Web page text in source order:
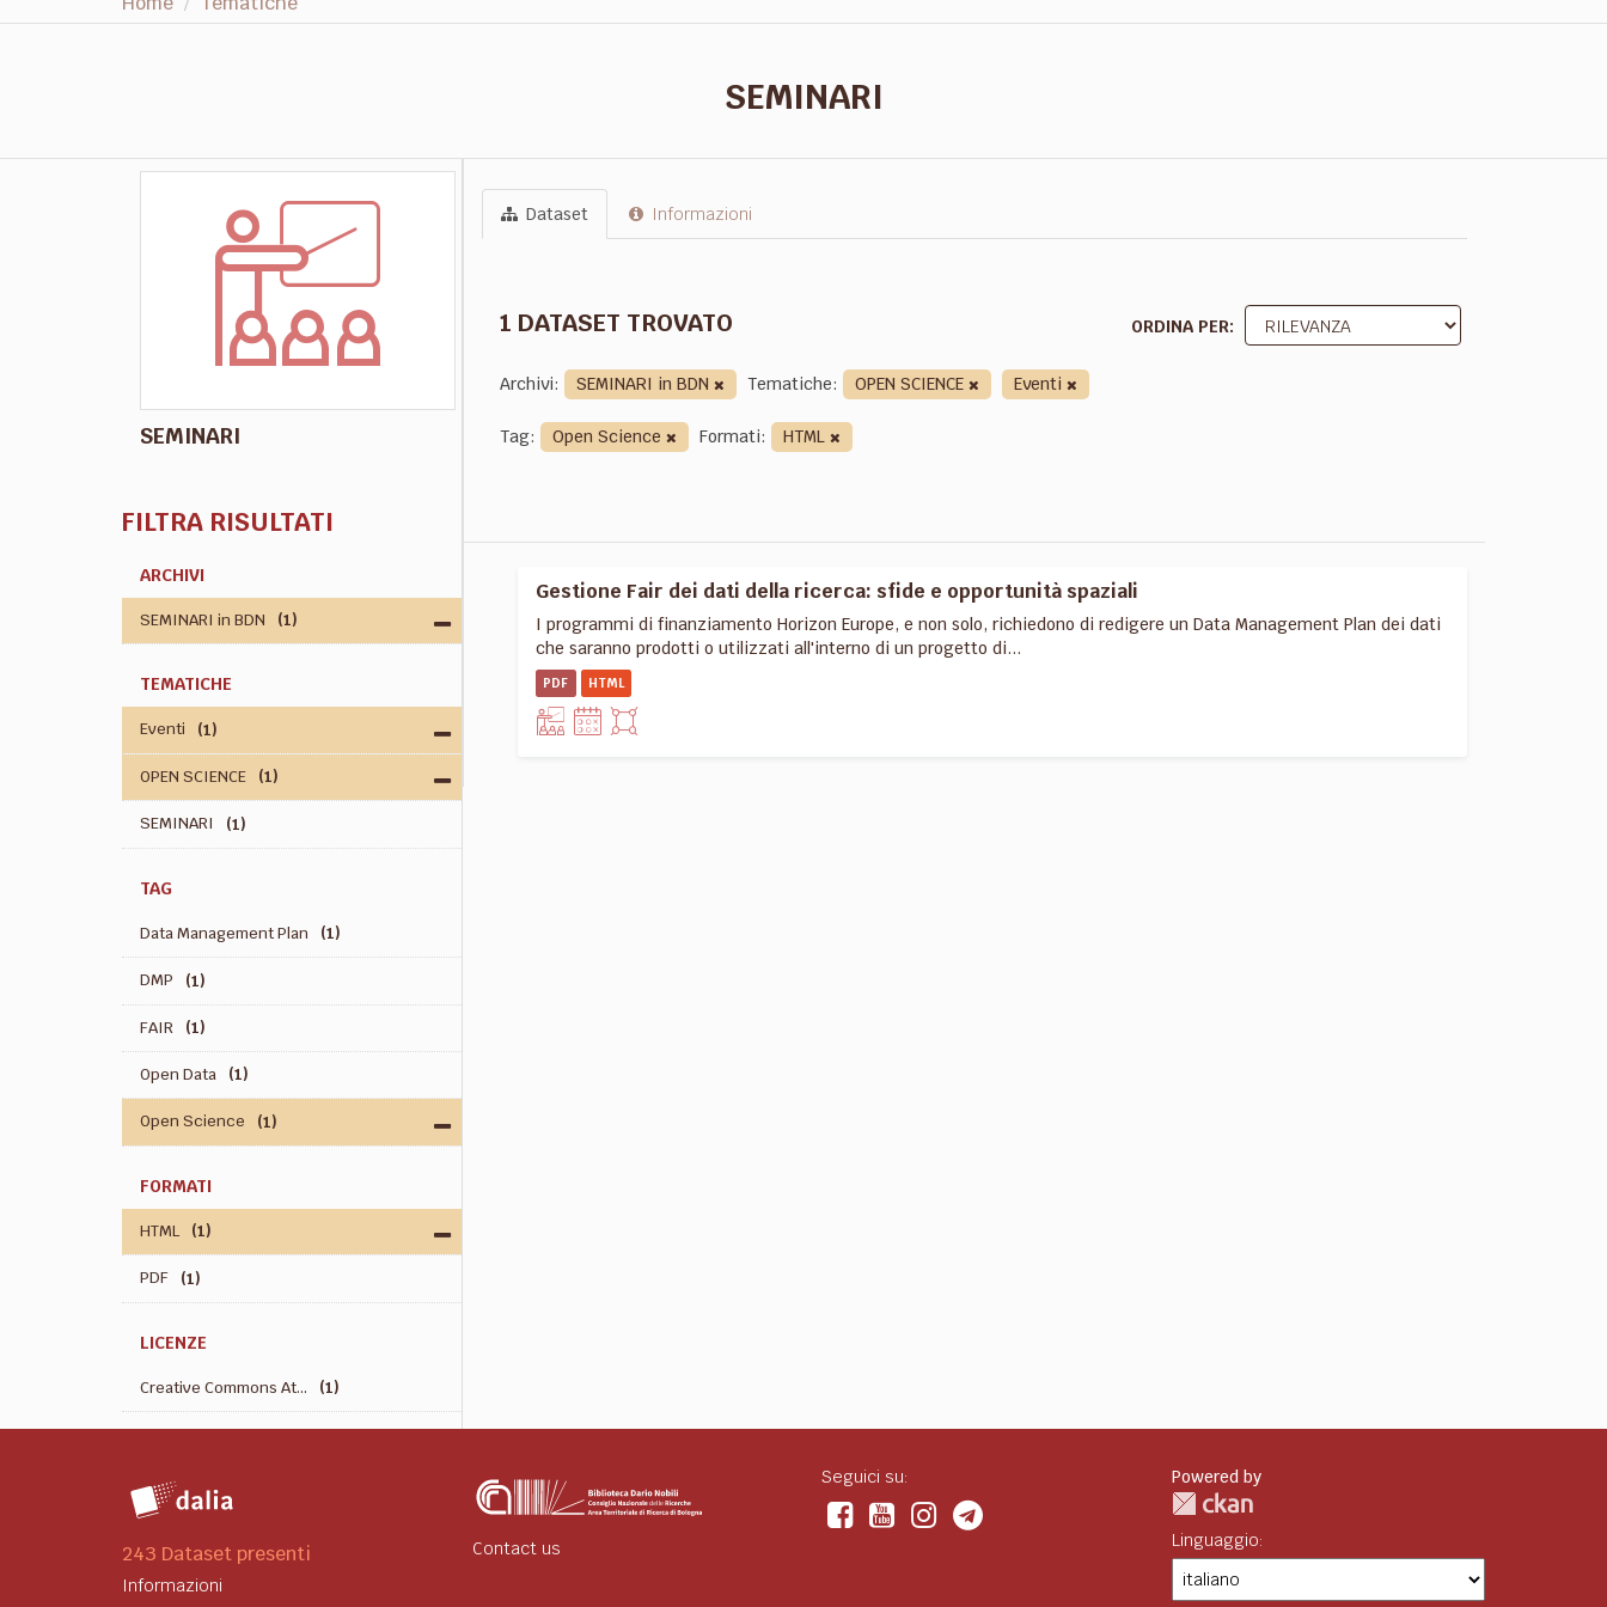
SEMINARI
SEMINARI
FILTRA RISULTATI
ARCHIVI
SEMINARI in BDN (1)
TEMATICHE
Eventi (1)
OPEN SCIENCE (1)
SEMINARI (1)
TAG
Data Management Plan (1)
DMP (1)
FAIR (1)
Open Data (1)
Open Science (1)
FORMATI
HTML (1)
PDF (1)
LICENZE
Creative Commons At... (1)
Dataset Informazioni
ORDINA PER
1 DATASET TROVATO
Archivi: SEMINARI in BDN Tematiche: OPEN SCIENCE
Eventi
Tag:
Open Science Formati: HTML
Gestione Fair dei dati della ricerca: sfide e opportunità spaziali
I programmi di finanziamento Horizon Europe, e non solo, richiedono di redigere un Data Management Plan dei dati
che saranno prodotti o utilizzati all'interno di un progetto di...
PDF HTML
243 Dataset presenti
Informazioni
Contact us
Seguici su: Powered by
Linguaggio